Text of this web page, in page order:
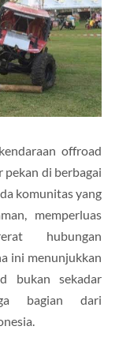
offroad
di berbagai
komunitas yang
memperluas
hubungan
ini menunjukkan
bukan sekadar
bagian dari